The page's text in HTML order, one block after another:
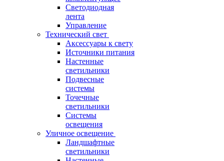
Светодиодная
лента
Управление
Технический свет
Аксессуары к свету
Источники питания
Настенные
светильники
Подвесные
системы
Точечные
светильники
Системы
освещения
Уличное освещение
Ландшафтные
светильники